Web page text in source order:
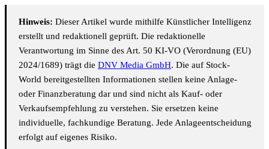
Hinweis: Dieser Artikel wurde mithilfe Künstlicher Intelligenz
erstellt und redaktionell geprüft. Die redaktionelle
Verantwortung im Sinne des Art. 50 KI-VO (Verordnung (EU)
2024/1689) trägt die DNV Media GmbH. Die auf Stock-
World bereitgestellten Informationen stellen keine Anlage-
oder Finanzberatung dar und sind nicht als Kauf- oder
Verkaufsempfehlung zu verstehen. Sie ersetzen keine
individuelle, fachkundige Beratung. Jede Anlageentscheidung
erfolgt auf eigenes Risiko.